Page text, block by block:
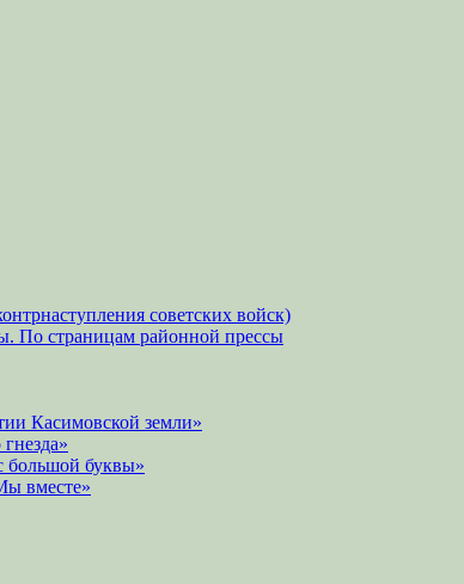
советских войск)
По страницам районной прессы
Касимовской земли»
большой буквы»
вместе»